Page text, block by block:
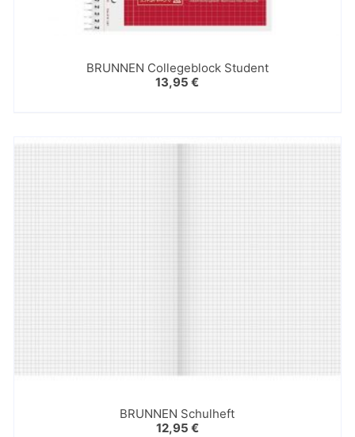
BRUNNEN Collegeblock Student
13,95€
BRUNNEN Schulheft
12,95 €